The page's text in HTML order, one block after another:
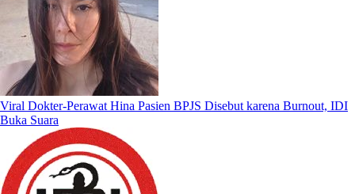
Viral Dokter-Perawat Hina Pasien BPJS Disebut karena Burnout, IDI
Buka Suara